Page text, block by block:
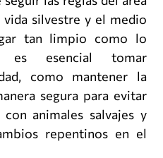
vida silvestre y el medio
tan limpio como lo
es esencial tomar
como mantener la
segura para evitar
animales salvajes y
repentinos en el